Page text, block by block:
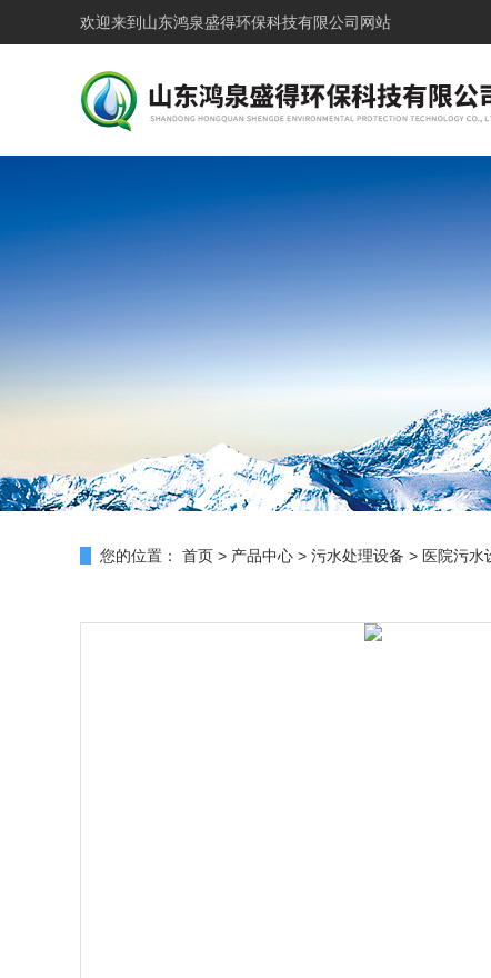
欢迎来到 山东鸿泉盛得环保科技有限公司网站
您的位置： 首页 > 产品中心 > 污水处理设备 > 医院污水